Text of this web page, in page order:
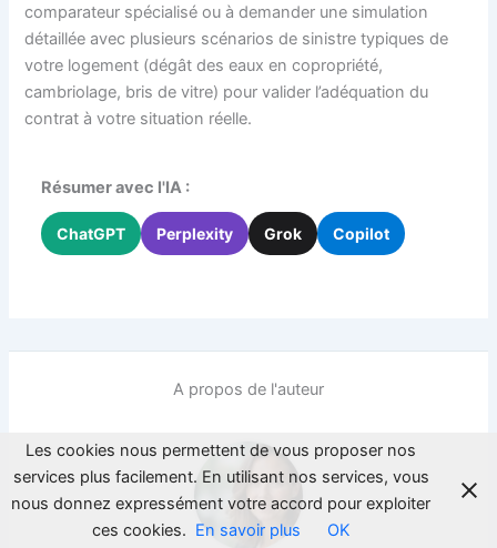
comparateur spécialisé ou à demander une simulation
détaillée avec plusieurs scénarios de sinistre typiques de
votre logement (dégât des eaux en copropriété,
cambriolage, bris de vitre) pour valider l’adéquation du
contrat à votre situation réelle.
Résumer avec l'IA :
ChatGPT Perplexity Grok Copilot
A propos de l'auteur
Les cookies nous permettent de vous proposer nos
services plus facilement. En utilisant nos services, vous
nous donnez expressément votre accord pour exploiter
ces cookies. En savoir plus OK